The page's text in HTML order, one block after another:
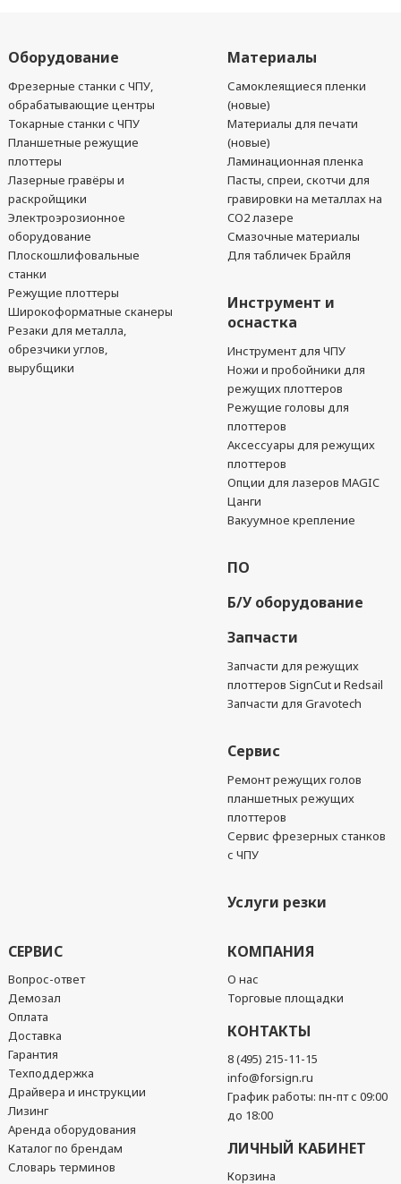
Оборудование
Фрезерные станки с ЧПУ,
обрабатывающие центры
Токарные станки с ЧПУ
Планшетные режущие
плоттеры
Лазерные гравёры и
раскройщики
Электроэрозионное
оборудование
Плоскошлифовальные
станки
Режущие плоттеры
Широкоформатные сканеры
Резаки для металла,
обрезчики углов,
вырубщики
Материалы
Самоклеящиеся пленки
(новые)
Материалы для печати
(новые)
Ламинационная пленка
Пасты, спреи, скотчи для
гравировки на металлах на
CO2 лазере
Смазочные материалы
Для табличек Брайля
Инструмент и
оснастка
Инструмент для ЧПУ
Ножи и пробойники для
режущих плоттеров
Режущие головы для
плоттеров
Аксессуары для режущих
плоттеров
Опции для лазеров MAGIC
Цанги
Вакуумное крепление
ПО
Б/У оборудование
Запчасти
Запчасти для режущих
плоттеров SignCut и Redsail
Запчасти для Gravotech
Сервис
Ремонт режущих голов
планшетных режущих
плоттеров
Сервис фрезерных станков
с ЧПУ
Услуги резки
СЕРВИС
Вопрос-ответ
Демозал
Оплата
Доставка
Гарантия
Техподдержка
Драйвера и инструкции
Лизинг
Аренда оборудования
Каталог по брендам
Словарь терминов
КОМПАНИЯ
О нас
Торговые площадки
КОНТАКТЫ
8 (495) 215-11-15
info@forsign.ru
График работы: пн-пт с 09:00
до 18:00
ЛИЧНЫЙ КАБИНЕТ
Корзина